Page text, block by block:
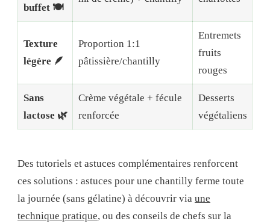
buffet 🍽️
Texture
légère 🪶
Proportion 1:1
pâtissière/chantilly
Entremets
fruits
rouges
Sans
lactose 🌿
Crème végétale + fécule
renforcée
Desserts
végétaliens
Des tutoriels et astuces complémentaires renforcent
ces solutions : astuces pour une chantilly ferme toute
la journée (sans gélatine) à découvrir via une
technique pratique, ou des conseils de chefs sur la